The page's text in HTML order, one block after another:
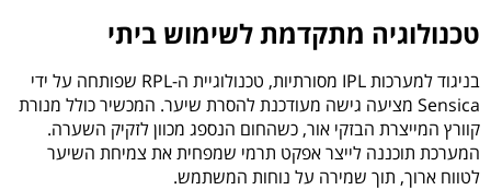
טכנולוגיה מתקדמת לשימוש ביתי
בניגוד למערכות IPL מסורתיות, טכנולוגיית ה-RPL שפותחה על ידי
Sensica מציעה גישה מעודכנת להסרת שיער. המכשיר כולל מנורת
קוורץ המייצרת הבזקי אור, כשהחום הנספג מכוון לזקיק השערה.
המערכת תוכננה לייצר אפקט תרמי שמפחית את צמיחת השיער
לטווח ארוך, תוך שמירה על נוחות המשתמש.